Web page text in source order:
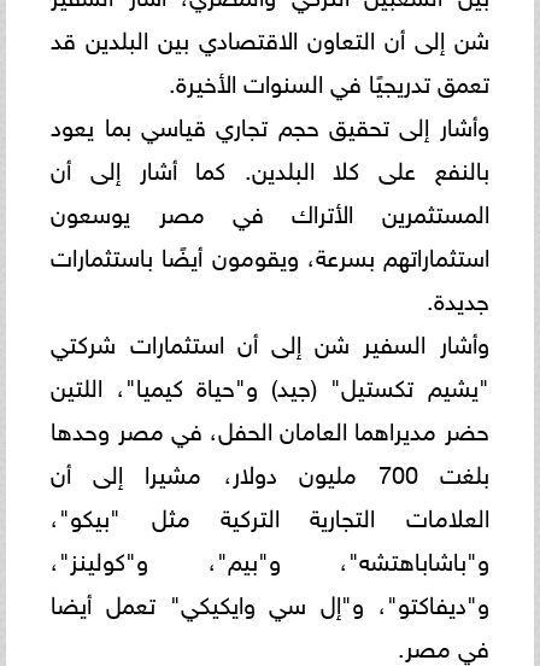
شن إلى أن التعاون الاقتصادي بين البلدين قد
تعمق تدريجيًا في السنوات الأخيرة.
وأشار إلى تحقيق حجم تجاري قياسي بما يعود
بالنفع على كلا البلدين. كما أشار إلى أن
المستثمرين الأتراك في مصر يوسعون
استثماراتهم بسرعة، ويقومون أيضًا باستثمارات
جديدة.
وأشار السفير شن إلى أن استثمارات شركتي
"يشيم تكستيل" (جيد) و"حياة كيميا"، اللتين
حضر مديراهما العامان الحفل، في مصر وحدها
بلغت 700 مليون دولار، مشيرا إلى أن
العلامات التجارية التركية مثل "بيكو"،
و"باشاباهتشه"، و"بيم"، و"كولينز"،
و"ديفاكتو"، و"إل سي وايكيكي" تعمل أيضا
في مصر.